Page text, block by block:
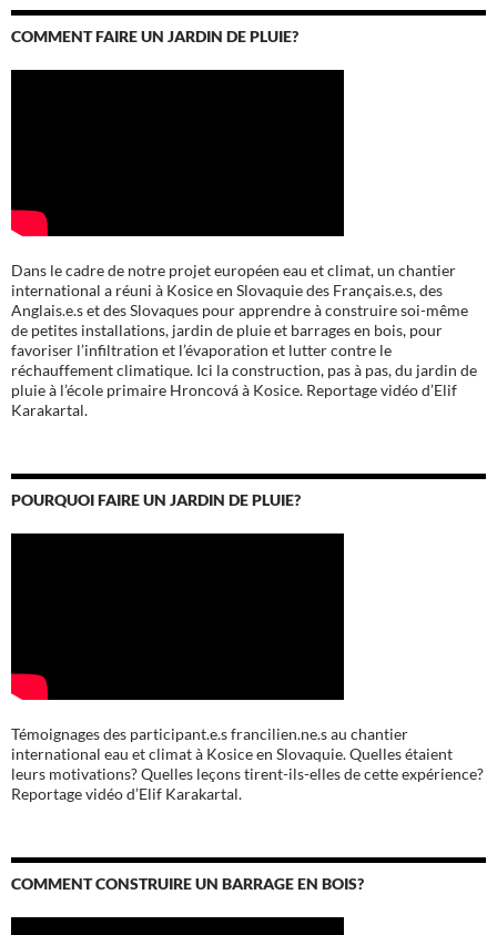
COMMENT FAIRE UN JARDIN DE PLUIE?
Dans le cadre de notre projet européen eau et climat, un chantier
international a réuni à Kosice en Slovaquie des Français.e.s, des
Anglais.e.s et des Slovaques pour apprendre à construire soi-même
de petites installations, jardin de pluie et barrages en bois, pour
favoriser l’infiltration et l’évaporation et lutter contre le
réchauffement climatique. Ici la construction, pas à pas, du jardin de
pluie à l’école primaire Hroncová à Kosice. Reportage vidéo d’Elif
Karakartal.
POURQUOI FAIRE UN JARDIN DE PLUIE?
Témoignages des participant.e.s francilien.ne.s au chantier
international eau et climat à Kosice en Slovaquie. Quelles étaient
leurs motivations? Quelles leçons tirent-ils-elles de cette expérience?
Reportage vidéo d’Elif Karakartal.
COMMENT CONSTRUIRE UN BARRAGE EN BOIS?